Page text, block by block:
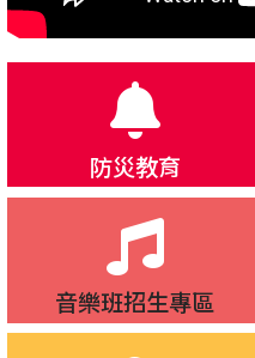
[技冠群倫]南門 STEAM 魂！
[名師指導]南門國中特邀林
[金聲玉振]賀~南門國中參
[女桌英雌]南門之光！15歲
[女桌英雌]本校桌球隊816
[南門籃賽]南門五對五籃球
[南門籃賽]南門三對三籃球
[南中田徑]南門田徑賽熱血
[金安南門]本校榮獲114年
[順性發展]一所面向未來的
防災教育
音樂班招生專區